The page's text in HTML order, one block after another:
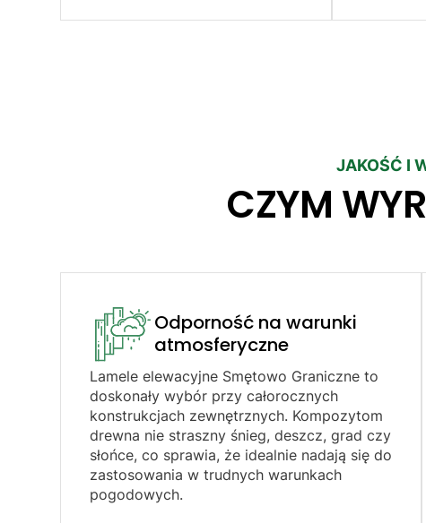
JAKOŚĆ I
CZYM
Odporność na warunki
atmosferyczne​
Lamele elewacyjne Smętowo Graniczne to
doskonały wybór przy całorocznych
konstrukcjach zewnętrznych. Kompozytom
drewna nie straszny śnieg, deszcz, grad czy
słońce, co sprawia, że idealnie nadają się do
zastosowania w trudnych warunkach
pogodowych.